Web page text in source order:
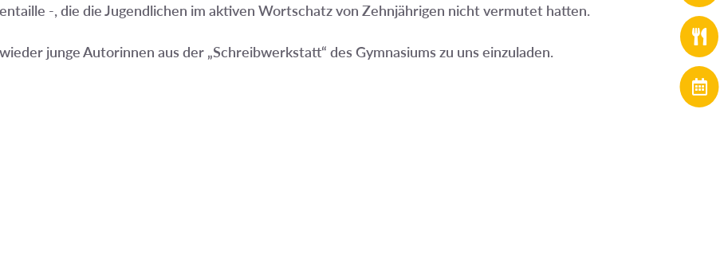


-, die die Jugendlichen im aktiven Wortschatz von Zehnjährigen nicht vermutet hatten.
junge Autorinnen aus der „Schreibwerkstatt“ des Gymnasiums zu uns einzuladen.